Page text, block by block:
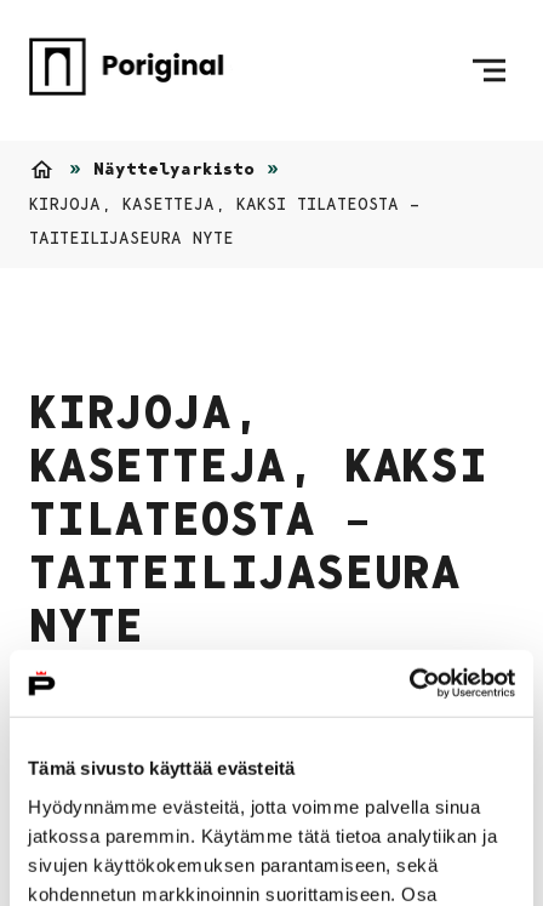
Tämä sivusto käyttää evästeitä
Hyödynnämme evästeitä, jotta voimme palvella sinua
jatkossa paremmin. Käytämme tätä tietoa analytiikan ja
sivujen käyttökokemuksen parantamiseen, sekä
kohdennetun markkinoinnin suorittamiseen. Osa
Näyttelyarkisto
KIRJOJA, KASETTEJA, KAKSI TILATEOSTA –
TAITEILIJASEURA NYTE
KIRJOJA,
KASETTEJA, KAKSI
TILATEOSTA –
TAITEILIJASEURA
NYTE
Yläkerta PRO FORMA
Tiedote